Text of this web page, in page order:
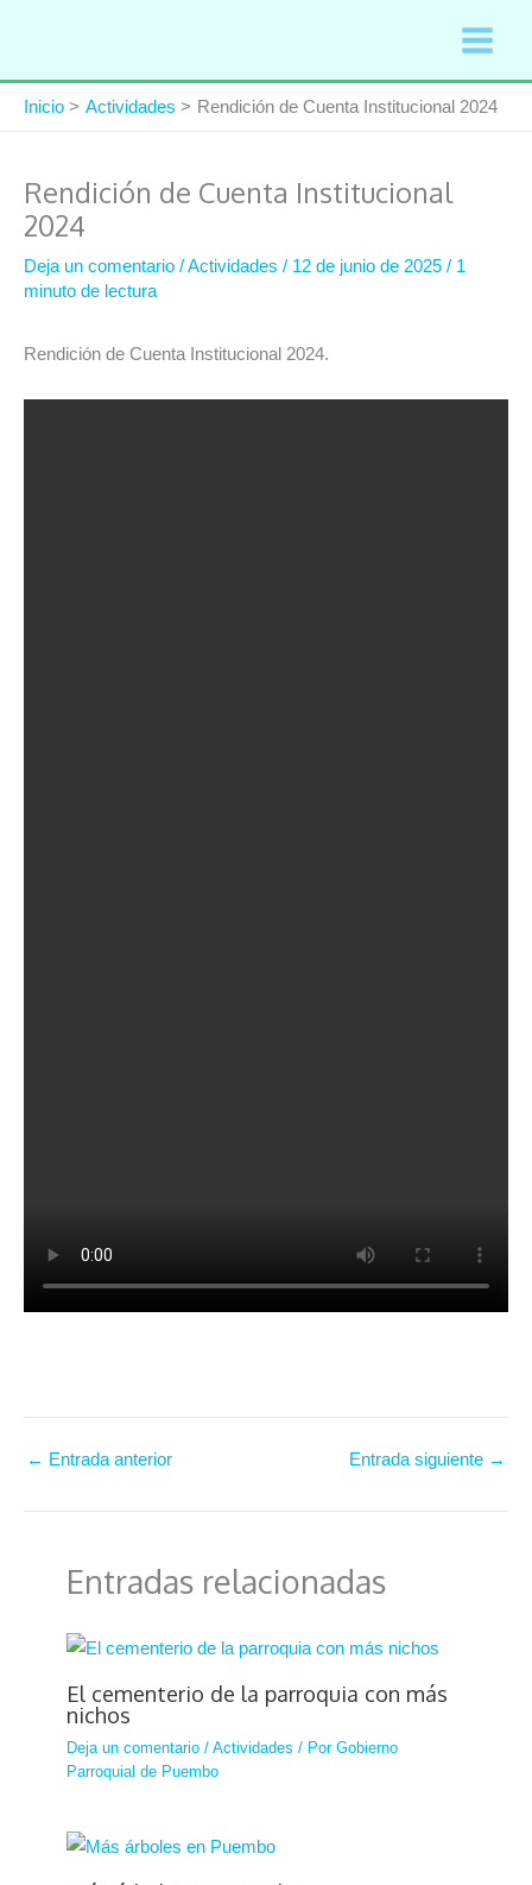
contenido
Inicio
Actividades Rendición de Cuenta Institucional 2024
Rendición de Cuenta Institucional
2024
Deja un comentario /Actividades / 12 de junio de 2025 / 1
minuto de lectura
Rendición de Cuenta Institucional 2024.
← Entrada anterior Entrada siguiente →
Entradas relacionadas
El cementerio de la parroquia con más
nichos
Deja un comentario /Actividades / PorGobierno
Parroquial de Puembo